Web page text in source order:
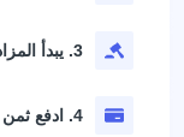
3. يبدأ المزاد الآن – اشعر بالحماس!
4. ادفع ثمن السيارة وانتظر وصولها